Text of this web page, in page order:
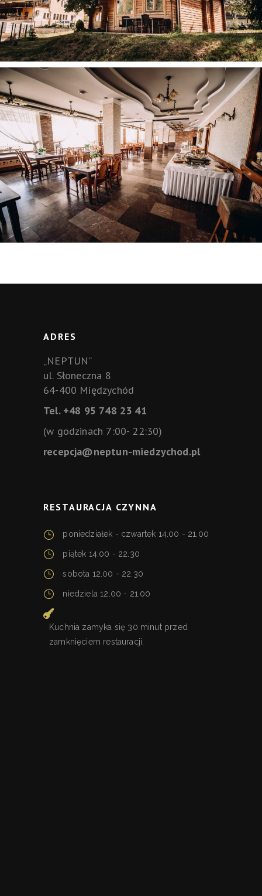
ADRES
„NEPTUN”
ul. Słoneczna 8
64-400 Międzychód
Tel. +48 95 748 23 41
(w godzinach 7:00- 22:30)
recepcja@neptun-miedzychod.pl
RESTAURACJA CZYNNA
poniedziałek - czwartek 14.00 - 21.00
piątek 14.00 - 22.30
sobota 12.00 - 22.30
niedziela 12.00 - 21.00
Kuchnia zamyka się 30 minut przed
zamknięciem restauracji.